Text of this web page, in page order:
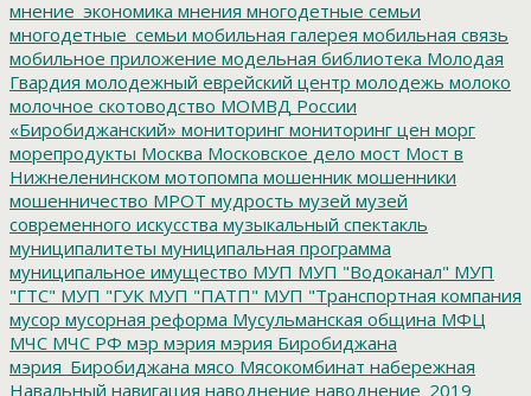
мнение_экономика мнения многодетные семьи
многодетные_семьи мобильная галерея мобильная связь
мобильное приложение модельная библиотека Молодая
Гвардия молодежный еврейский центр молодежь молоко
молочное скотоводство МОМВД России
«Биробиджанский» мониторинг мониторинг цен морг
морепродукты Москва Московское дело мост Мост в
Нижнеленинском мотопомпа мошенник мошенники
мошенничество МРОТ мудрость музей музей
современного искусства музыкальный спектакль
муниципалитеты муниципальная программа
муниципальное имущество МУП МУП "Водоканал" МУП
"ГТС" МУП "ГУК МУП "ПАТП" МУП "Транспортная компания
мусор мусорная реформа Мусульманская община МФЦ
МЧС МЧС РФ мэр мэрия мэрия Биробиджана
мэрия_Биробиджана мясо Мясокомбинат набережная
Навальный навигация наводнение наводнение_2019